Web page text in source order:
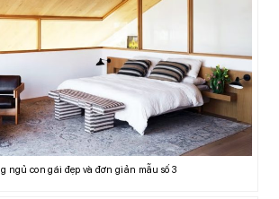
ngủ con gái đẹp và đơn giản mẫu số 3